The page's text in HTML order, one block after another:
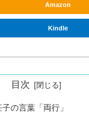
Amazon
Kindle
目次
の言葉「両行」